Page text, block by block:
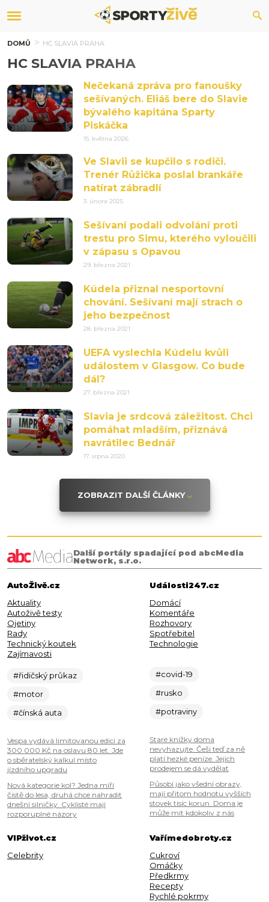
DOMŮ HC SLAVIA PRAHA
HC SLAVIA PRAHA
Nečekaná zpráva pro fanoušky
sešívaných. Eliáš bere do Slavie
bývalého kapitána Sparty
Piskáčka
15. května 2026
Ve Slavii se kupčilo s rodiči.
Trenér Růžička poslal brankáře
natírat zábradlí
3. února 2025
Sešívaní podali odvolání proti
trestu pro Simu, kterého vyloučili
v zápasu s Opavou
29. března 2021
Kúdela přiznal nesportovní
chování. Sešívaní mají strach o
jeho bezpečnost
28. března 2021
UEFA vyslechla Kúdelu kvůli
událostem v Glasgow. Co bude
dál?
27. března 2021
Slavia je srdcová záležitost. Chci
pomáhat mladším, přiznává
navrátilec Bednář
17. srpna 2020
ZOBRAZIT DALŠÍ ČLÁNKY
Další portály spadající pod abcMedia
Network, s.r.o.
AutoŽivě.cz
Aktuality
Autoživě testy
Ojetiny
Rady
Technický koutek
Zajímavosti
#řidičský průkaz
#motor
#čínská auta
Vespa vydává limitovanou edici za
300 000 Kč na oslavu 80 let. Jde
o sběratelský kalkul místo
jízdního upgradu
Nová kategorie kol? Jedna míří
čistě do lesa, druhá chce nahradit
dnešní silničky. Cyklisté mají
rozporuplné názory
Události247.cz
Domácí
Komentáře
Rozhovory
Spotřebitel
Technologie
#covid-19
#rusko
#potraviny
Staré knížky doma
nevyhazujte. Češi teď za ně
platí hezké peníze. Jejich
prodejem se dá vydělat
Působí jako všední obrazy,
mají přitom hodnotu vyšších
stovek tisíc korun. Doma je
může mít kdokoliv z nás
VIPživot.cz
Celebrity
Vařímedobroty.cz
Cukroví
Omáčky
Předkrmy
Recepty
Rychlé pokrmy